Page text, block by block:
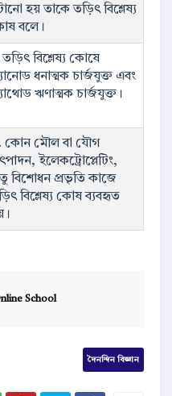
হয় তাকে তড়িৎ বিশ্লেষ্য
বলে।
তড়িৎ বিশ্লেষ্য কোষে
ধনাত্মক চার্জযুক্ত এবং
ঋণাত্মক চার্জযুক্ত।
কোন মৌল বা যৌগ
ইলেকট্রোপ্লেটিং,
বিশোধন প্রভৃতি কাজে
বিশ্লেষ্য কোষ ব্যবহৃত
School
দৈনন্দিন বিজ্ঞান